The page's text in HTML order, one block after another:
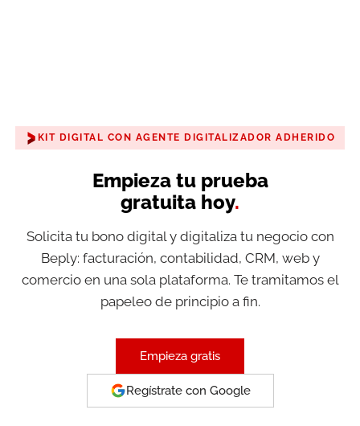
KIT DIGITAL CON AGENTE DIGITALIZADOR ADHERIDO
Empieza tu prueba
gratuita hoy.
Solicita tu bono digital y digitaliza tu negocio con
Beply: facturación, contabilidad, CRM, web y
comercio en una sola plataforma. Te tramitamos el
papeleo de principio a fin.
Empieza gratis
Regístrate con Google